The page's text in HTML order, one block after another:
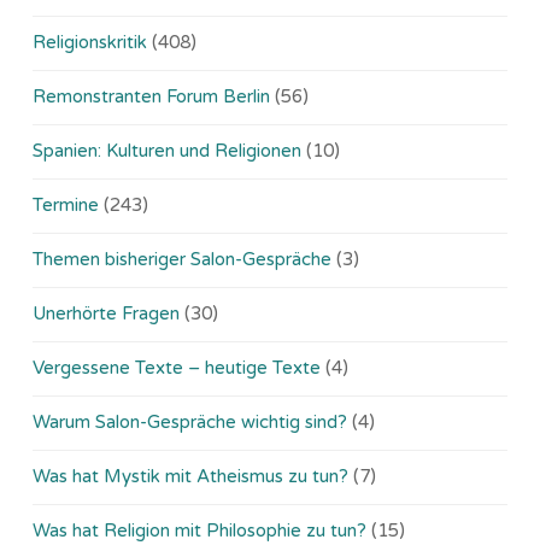
Religionskritik (408)
Remonstranten Forum Berlin (56)
Spanien: Kulturen und Religionen (10)
Termine (243)
Themen bisheriger Salon-Gespräche (3)
Unerhörte Fragen (30)
Vergessene Texte – heutige Texte (4)
Warum Salon-Gespräche wichtig sind? (4)
Was hat Mystik mit Atheismus zu tun? (7)
Was hat Religion mit Philosophie zu tun? (15)